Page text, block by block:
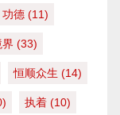
功德 (11)
(33)
恒顺众生 (14)
执着 (10)